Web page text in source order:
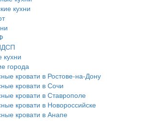
кухни
кухни
города
кровати в Ростове-на-Дону
кровати в Сочи
кровати в Ставрополе
кровати в Новороссийске
кровати в Анапе